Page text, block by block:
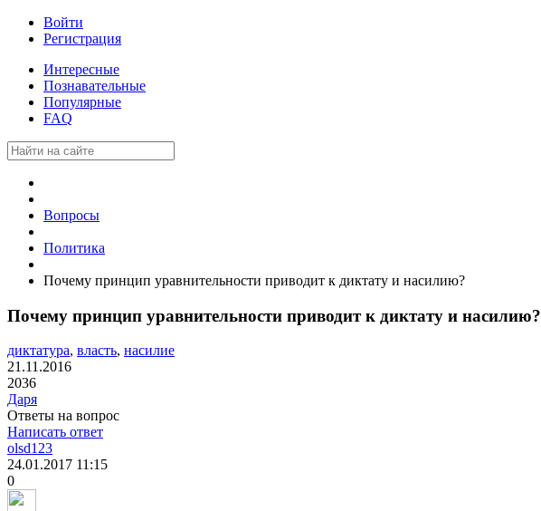
Войти
Регистрация
Интересные
Познавательные
Популярные
FAQ
Вопросы
Политика
Почему принцип уравнительности приводит к диктату и насилию?
Почему принцип уравнительности приводит к диктату и насилию?
диктатура, власть, насилие
21.11.2016
2036
Даря
Ответы на вопрос
Написать ответ
olsd123
24.01.2017 11:15
0